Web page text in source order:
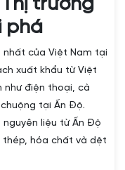
trường
phá
của Việt Nam tại
xuất khẩu từ Việt
như điện thoại, cà
tại Ấn Độ.
nguyên liệu từ Ấn Độ
thép, hóa chất và dệt